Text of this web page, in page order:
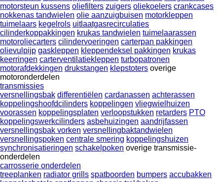
motorsteun kussens oliefilters zuigers oliekoelers crankcases
nokkenas tandwielen olie aanzuigbuisen motorkleppen
tuimelaars kegelrols uitlaatgasrecirculaties
cilinderkoppakkingen krukas tandwielen tuimelaarassen
motoroliecarters cilindervoeringen carterpan pakkingen
olievulpijp gaskleppen kleppendeksel pakkingen krukas
keerringen carterventilatiekleppen turbopatronen
motorafdekkingen drukstangen klepstoters overige
motoronderdelen
transmissies
versnellingsbak differentiëlen cardanassen achterassen
koppelingshoofdcilinders koppelingen vliegwielhuizen
voorassen koppelingsplaten verloopstukken retarders PTO
koppelingswerkcilinders asbehuizingen aandrijfassen
versnellingsbak vorken versnellingbaktandwielen
versnellingspoken centrale smering koppelingshuizen
synchronisatieringen schakelpoken overige transmissie-
onderdelen
carrosserie onderdelen
treeplanken radiator grills spatboorden bumpers accubakken